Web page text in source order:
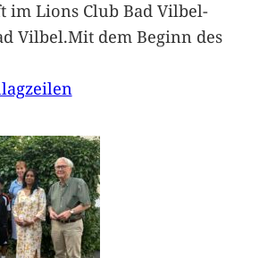
im Lions Club Bad Vilbel-
Vilbel.Mit dem Beginn des